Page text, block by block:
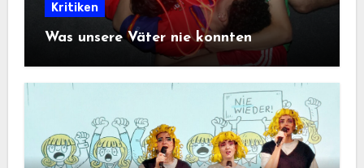
Kritiken
Was unsere Väter nie konnten